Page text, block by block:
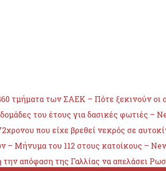
τμήματα των ΣΑΕΚ – Πότε ξεκινούν οι
του έτους για δασικές φωτιές –
που είχε βρεθεί νεκρός σε
Μήνυμα του 112 στους κατοίκους –
απόφαση της Γαλλίας να απελάσει